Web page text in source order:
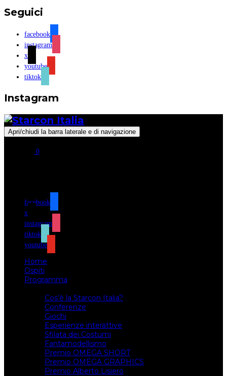
Seguici
facebook
instagram
x
youtube
tiktok
Instagram
Apri/chiudi la barra laterale e di navigazione
0
facebook
x
instagram
tiktok
youtube
Home
Ospiti
Programma
Cos’è la Starcon Italia?
Conferenze
Giochi
Esperienze interattive
Sfilata dei Costumi
Fantamodellismo
Premio OMEGA SHORT
Premio OMEGA GRAPHICS
Premio Alberto Lisiero